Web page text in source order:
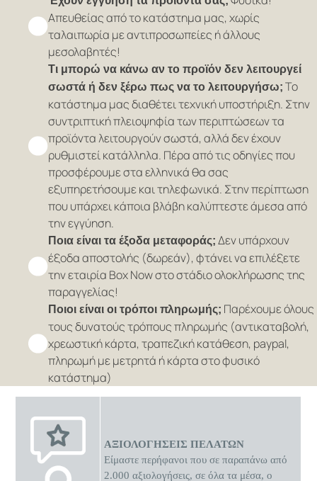
Απευθείας από το κατάστημα μας, χωρίς
ταλαιπωρία με αντιπροσωπείες ή άλλους
μεσολαβητές!
Τι μπορώ να κάνω αν το προϊόν δεν λειτουργεί
σωστά ή δεν ξέρω πως να το λειτουργήσω; Το
κατάστημα μας διαθέτει τεχνική υποστήριξη. Στην
συντριπτική πλειοψηφία των περιπτώσεων τα
προϊόντα λειτουργούν σωστά, αλλά δεν έχουν
ρυθμιστεί κατάλληλα. Πέρα από τις οδηγίες που
προσφέρουμε στα ελληνικά θα σας
εξυπηρετήσουμε και τηλεφωνικά. Στην περίπτωση
που υπάρχει κάποια βλάβη καλύπτεστε άμεσα από
την εγγύηση.
Ποια είναι τα έξοδα μεταφοράς; Δεν υπάρχουν
έξοδα αποστολής (δωρεάν), φτάνει να επιλέξετε
την εταιρία Box Now στο στάδιο ολοκλήρωσης της
παραγγελίας!
Ποιοι είναι οι τρόποι πληρωμής; Παρέχουμε όλους
τους δυνατούς τρόπους πληρωμής (αντικαταβολή,
χρεωστική κάρτα, τραπεζική κατάθεση, paypal,
πληρωμή με μετρητά ή κάρτα στο φυσικό
κατάστημα)
ΑΞΙΟΛΟΓΗΣΕΙΣ ΠΕΛΑΤΩΝ
Είμαστε περήφανοι που σε παραπάνω από
2.000 αξιολογήσεις, σε όλα τα μέσα, ο